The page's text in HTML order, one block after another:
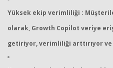
Yüksek ekip verimliliği :
olarak, Growth Copilot veriye
getiriyor, verimliliği arttırıyor